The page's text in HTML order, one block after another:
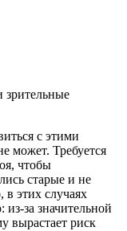
зрительные
с этими
может. Требуется
чтобы
старые и не
в этих случаях
из-за значительной
вырастает риск